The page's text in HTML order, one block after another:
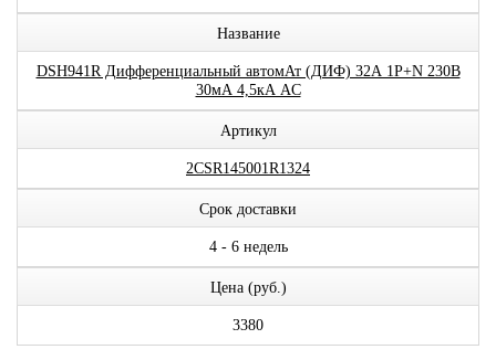
Название
DSH941R Дифференциальный автомАт (ДИФ) 32А 1P+N 230В
30мА 4,5кА AC
Артикул
2CSR145001R1324
Срок доставки
4 - 6 недель
Цена (руб.)
3380